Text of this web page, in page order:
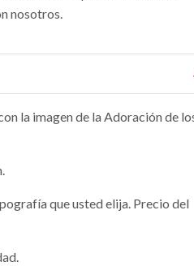
nosotros.
la imagen de la Adoración de
que usted elija. Precio del